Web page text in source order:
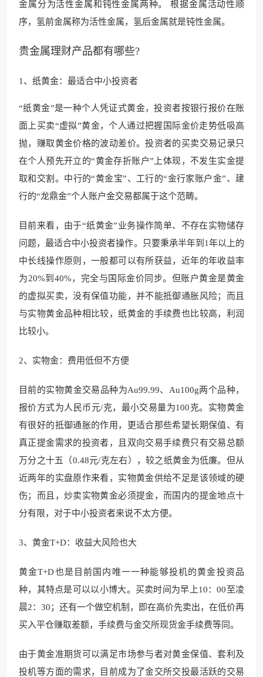
金属分为活性金属和钝性金属两种。 根据金属活动性顺
序，氢前金属称为活性金属，氢后金属就是钝性金属。
贵金属理财产品都有哪些?
1、纸黄金：最适合中小投资者
“纸黄金”是一种个人凭证式黄金，投资者按银行报价在账
面上买卖“虚拟”黄金，个人通过把握国际金价走势低吸高
抛，赚取黄金价格的波动差价。投资者的买卖交易记录只
在个人预先开立的“黄金存折账户”上体现，不发生实金提
取和交割。中行的“黄金宝”、工行的“金行家账户金”、建
行的“龙鼎金”个人账户金交易都属于这个范畴。
目前来看，由于“纸黄金”业务操作简单、不存在实物储存
问题，最适合中小投资者操作。只要秉承半年到1年以上的
中长线操作原则，一般都可以有所获益，近年的年收益率
为20%到40%，完全与国际金价同步。但账户黄金是黄金
的虚拟买卖，没有保值功能，并不能抵御通胀风险；而且
与实物黄金品种相比较，纸黄金的手续费也比较高，利润
比较小。
2、实物金：费用低但不方便
目前的实物黄金交易品种为Au99.99、Au100g两个品种，
报价方式为人民币元/克，最小交易量为100克。实物黄金
有很好的抵御通胀的作用，更适合那些希望长期保值、有
真正提金需求的投资者，且双向交易手续费只有交易总额
万分之十五（0.48元/克左右），较之纸黄金为低廉。但从
近两年的实盘原作来看，实物黄金供给不足是该领域的硬
伤；而且，炒卖实物黄金必须提金，而国内的提金地点十
分有限，对于中小投资者来说不太方便。
3、黄金T+D：收益大风险也大
黄金T+D也是目前国内唯一一种能够投机的黄金投资品
种，其特点是可以以小博大。买卖时间为早上10：00至凌
晨2：30；还有一个做空机制，即在高价先卖出，在低价再
买入平仓赚取差额，手续费与金交所现货金手续费等同。
由于黄金准期货可以满足市场参与者对黄金保值、套利及
投机等方面的需求，目前成为了金交所交投最活跃的交易